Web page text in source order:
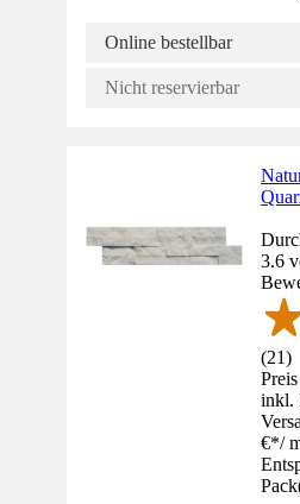
Online bestellbar
Nicht reservierbar
3.6
(21)
inkl.
€*/
Pack